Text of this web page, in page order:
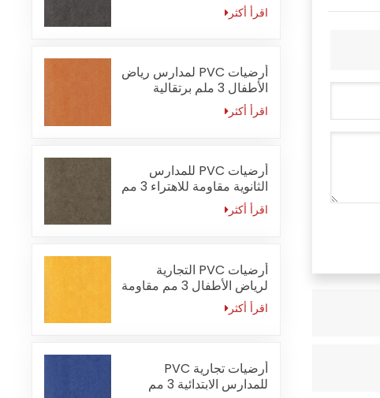
اقرأ أكثر
أرضيات PVC لمدارس رياض
الأطفال 3 ملم برتقالية
مقاومة للحريق
اقرأ أكثر
أرضيات PVC للمدارس
الثانوية مقاومة للاهتراء 3 مم
اقرأ أكثر
أرضيات PVC التجارية
لرياض الأطفال 3 مم مقاومة
للماء
اقرأ أكثر
أرضيات تجارية PVC
للمدارس الابتدائية 3 مم